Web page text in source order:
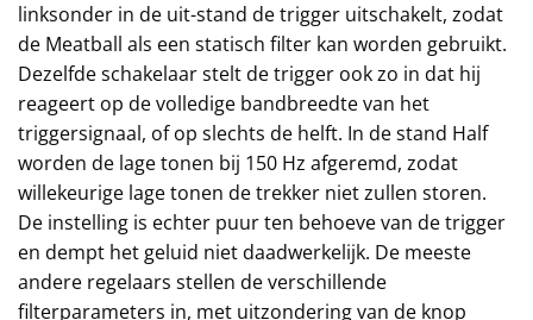
linksonder in de uit-stand de trigger uitschakelt, zodat
de Meatball als een statisch filter kan worden gebruikt.
Dezelfde schakelaar stelt de trigger ook zo in dat hij
reageert op de volledige bandbreedte van het
triggersignaal, of op slechts de helft. In de stand Half
worden de lage tonen bij 150 Hz afgeremd, zodat
willekeurige lage tonen de trekker niet zullen storen.
De instelling is echter puur ten behoeve van de trigger
en dempt het geluid niet daadwerkelijk. De meeste
andere regelaars stellen de verschillende
filterparameters in, met uitzondering van de knop